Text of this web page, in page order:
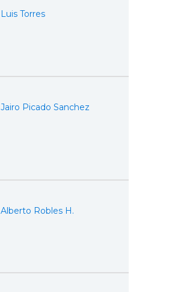
Luis Torres
Jairo Picado Sanchez
Alberto Robles H.